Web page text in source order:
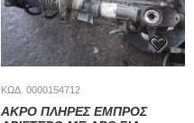
ΚΩΔ. 0000154712
ΑΚΡΟ ΠΛΗΡΕΣ ΕΜΠΡΟΣ